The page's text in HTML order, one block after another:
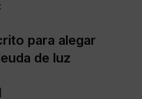
para alegar
de luz